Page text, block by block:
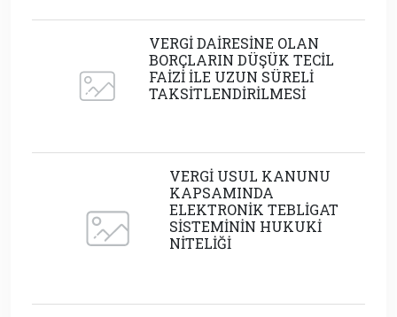
VERGİ DAİRESİNE OLAN
BORÇLARIN DÜŞÜK TECİL
FAİZİ İLE UZUN SÜRELİ
TAKSİTLENDİRİLMESİ
VERGİ USUL KANUNU
KAPSAMINDA
ELEKTRONİK TEBLİGAT
SİSTEMİNİN HUKUKİ
NİTELİĞİ